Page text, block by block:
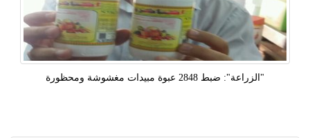
"الزراعة": ضبط 2848 عبوة مبيدات مغشوشة ومحظورة